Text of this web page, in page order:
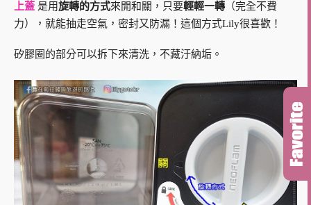
上蓋 是用旋轉的方式來開和關，只要輕輕一轉 （完全不費
力），就能抽走空氣，密封又防漏！這個方式Lily很喜歡！
矽膠圈的部分可以拆下來清洗，不藏汙納垢。